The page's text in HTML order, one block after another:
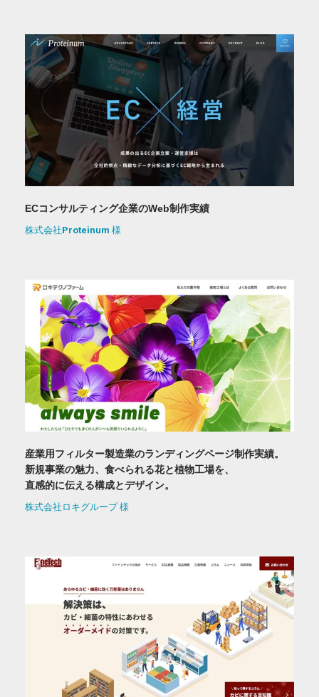
ECコンサルティング企業のWeb制作実績
株式会社Proteinum 様
産業用フィルター製造業のランディングページ制作実績。
新規事業の魅力、食べられる花と植物工場を、
直感的に伝える構成とデザイン。
株式会社ロキグループ 様